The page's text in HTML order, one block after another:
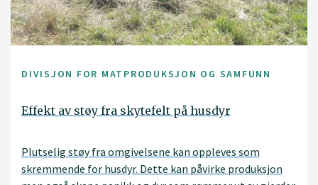
DIVISJON FOR MATPRODUKSJON OG SAMFUNN
Effekt av støy fra skytefelt på husdyr
Plutselig støy fra omgivelsene kan oppleves som
skremmende for husdyr. Dette kan påvirke produksjon